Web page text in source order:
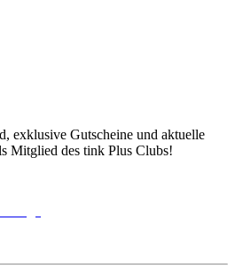
exklusive Gutscheine und aktuelle
Mitglied des tink Plus Clubs!